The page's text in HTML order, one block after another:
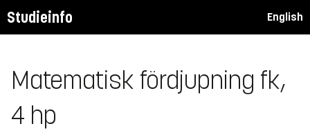
Studieinfo English
Matematisk fördjupning fk,
4 hp